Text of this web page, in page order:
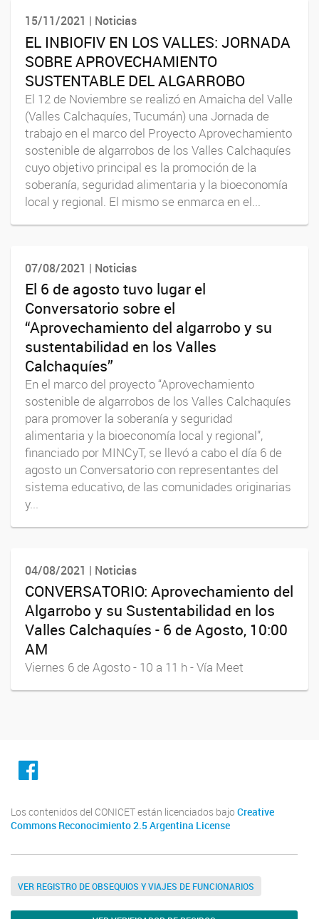
15/11/2021 | Noticias
EL INBIOFIV EN LOS VALLES: JORNADA
SOBRE APROVECHAMIENTO
SUSTENTABLE DEL ALGARROBO
El 12 de Noviembre se realizó en Amaicha del Valle
(Valles Calchaquíes, Tucumán) una Jornada de
trabajo en el marco del Proyecto Aprovechamiento
sostenible de algarrobos de los Valles Calchaquíes
cuyo objetivo principal es la promoción de la
soberanía, seguridad alimentaria y la bioeconomía
local y regional. El mismo se enmarca en el...
07/08/2021 | Noticias
El 6 de agosto tuvo lugar el
Conversatorio sobre el
“Aprovechamiento del algarrobo y su
sustentabilidad en los Valles
Calchaquíes”
En el marco del proyecto “Aprovechamiento
sostenible de algarrobos de los Valles Calchaquíes
para promover la soberanía y seguridad
alimentaria y la bioeconomía local y regional”,
financiado por MINCyT, se llevó a cabo el día 6 de
agosto un Conversatorio con representantes del
sistema educativo, de las comunidades originarias
y...
04/08/2021 | Noticias
CONVERSATORIO: Aprovechamiento del
Algarrobo y su Sustentabilidad en los
Valles Calchaquíes - 6 de Agosto, 10:00
AM
Viernes 6 de Agosto - 10 a 11 h - Vía Meet
facebook
Los contenidos del CONICET están licenciados bajo Creative
Commons Reconocimiento 2.5 Argentina License
VER REGISTRO DE OBSEQUIOS Y VIAJES DE FUNCIONARIOS